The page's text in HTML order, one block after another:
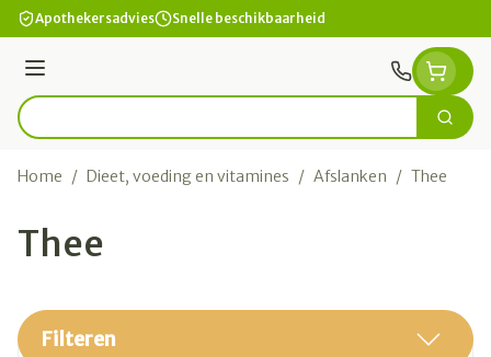
Ga naar de inhoud
Apothekersadvies Snelle beschikbaarheid
Menu
Product, merk, categorie... Zoek
Home / Dieet, voeding en vitamines / Afslanken / Thee
Thee
Filteren